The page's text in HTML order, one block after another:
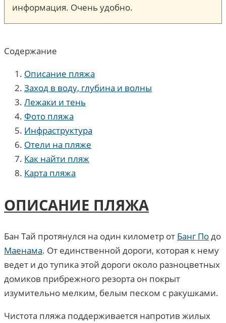
информация. Очень удобно.
Содержание
Описание пляжа
Заход в воду, глубина и волны
Лежаки и тень
Фото пляжа
Инфраструктура
Отели на пляже
Как найти пляж
Карта пляжа
ОПИСАНИЕ ПЛЯЖА
Бан Тай протянулся на один километр от Банг Подо
Маенама. От единственной дороги, которая к нему
ведет и до тупика этой дороги около разноцветных
домиков прибрежного резорта он покрыт
изумительно мелким, белым песком с ракушками.
Чистота пляжа поддерживается напротив жилых